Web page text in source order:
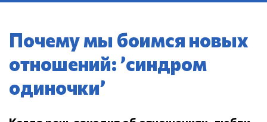
Почему мы боимся новых
отношений: ’синдром
одиночки’